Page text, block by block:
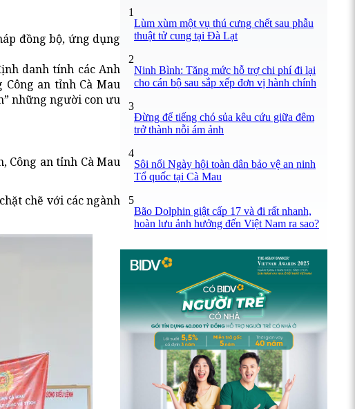
đồng bộ, ứng dụng
danh tính các Anh
an tỉnh Cà Mau
những người con ưu
Công an tỉnh Cà Mau
chẽ với các ngành
1
Lùm xùm một vụ thú cưng chết sau phẫu
thuật tử cung tại Đà Lạt
2
Ninh Bình: Tăng mức hỗ trợ chi phí đi lại
cho cán bộ sau sắp xếp đơn vị hành chính
3
Đừng để tiếng chó sủa kêu cứu giữa đêm
trở thành nỗi ám ảnh
4
Sôi nổi Ngày hội toàn dân bảo vệ an ninh
Tổ quốc tại Cà Mau
5
Bão Dolphin giật cấp 17 và đi rất nhanh,
hoàn lưu ảnh hưởng đến Việt Nam ra sao?